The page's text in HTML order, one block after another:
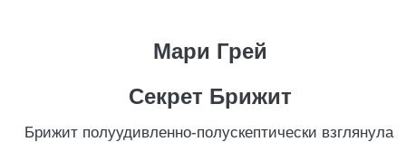
Мари Грей
Секрет Брижит
Брижит полуудивленно-полускептически взглянула